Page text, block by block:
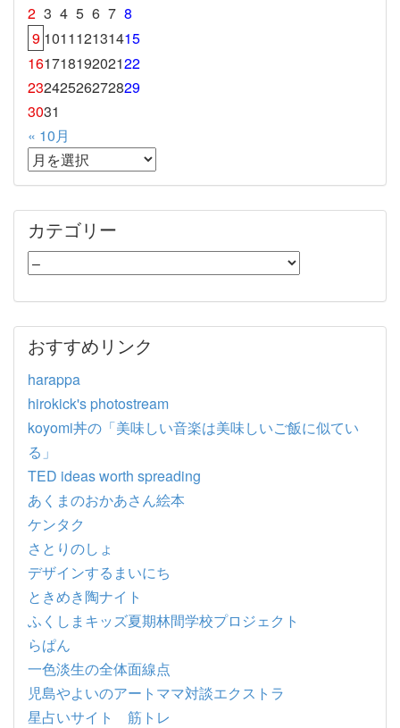
2 3 4 5 6 7 8
9 101112131415
16171819202122
23242526272829
3031
« 10月
カテゴリー
おすすめリンク
harappa
hirokick's photostream
koyomi丼の「美味しい音楽は美味しいご飯に似てい
る」
TED ideas worth spreading
あくまのおかあさん絵本
ケンタク
さとりのしょ
デザインするまいにち
ときめき陶ナイト
ふくしまキッズ夏期林間学校プロジェクト
らぱん
一色淡生の全体面線点
児島やよいのアートママ対談エクストラ
星占いサイト 筋トレ